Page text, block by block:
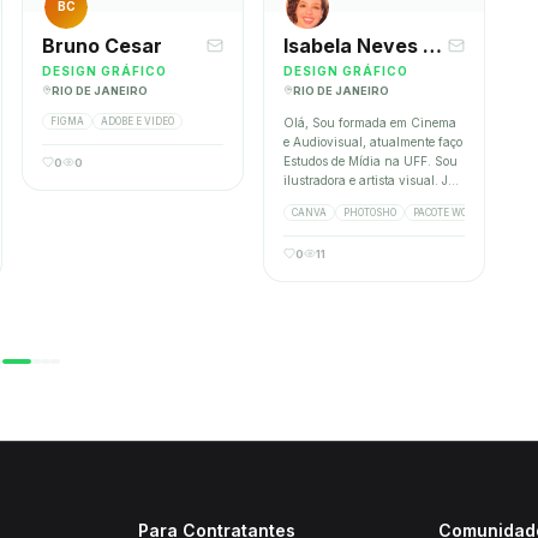
BC
Bruno Cesar
DESIGN GRÁFICO
RIO DE JANEIRO
FIGMA ADOBE E VIDEO
0 0
Isabela Neves França
DESIGN GRÁFICO
RIO DE JANEIRO
Olá, Sou formada em Cinema
e Audiovisual, atualmente faço
Estudos de Mídia na UFF. Sou
ilustradora e artista visual. Já
esculturas da Portela. Estou
coisas novas e a crescer como
CANVA PHOTOSHO PACOTE WORD
0 11
Para Contratantes